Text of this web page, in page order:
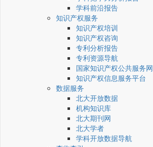
学科前沿报告
知识产权服务
知识产权培训
知识产权咨询
专利分析报告
专利资源导航
国家知识产权公共服务网
知识产权信息服务平台
数据服务
北大开放数据
机构知识库
北大期刊网
北大学者
学科开放数据导航